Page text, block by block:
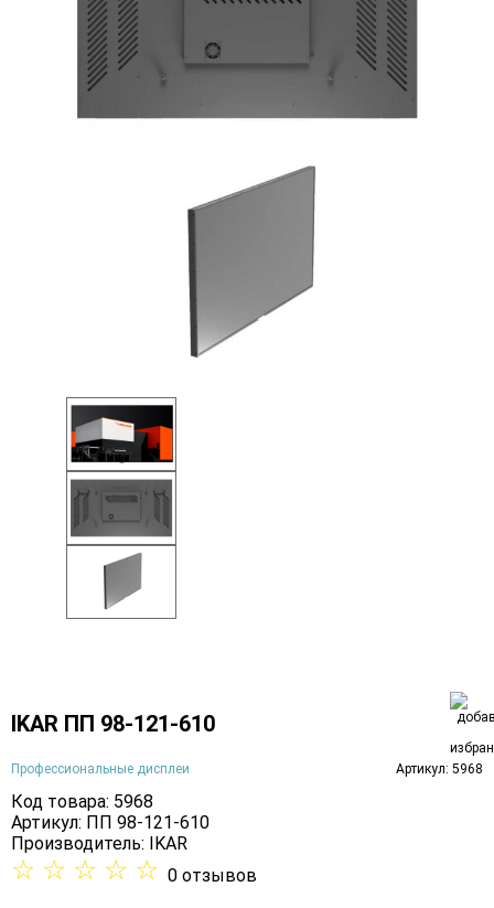
IKAR ПП 98-121-610
Профессиональные дисплеи Артикул: 5968
Код товара: 5968
Артикул: ПП 98-121-610
Производитель: IKAR
☆ ☆ ☆ ☆ ☆ 0 отзывов